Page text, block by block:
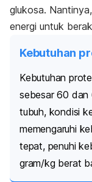
glukosa.
energi untuk
Kebutuhan
Kebutuhan
sebesar 60 dan
tubuh, kondisi
memengaruhi
tepat, penuhi
gram/kg berat